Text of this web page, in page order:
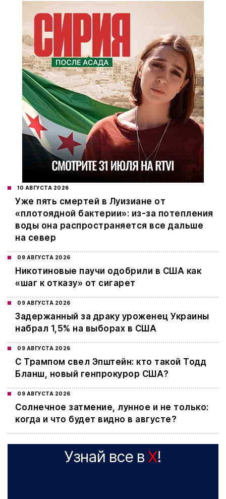
10 АВГУСТА 2026
Уже пять смертей в Луизиане от
«плотоядной бактерии»: из-за потепления
воды она распространяется все дальше
на север
09 АВГУСТА 2026
Никотиновые паучи одобрили в США как
«шаг к отказу» от сигарет
09 АВГУСТА 2026
Задержанный за драку уроженец Украины
набрал 1,5% на выборах в США
09 АВГУСТА 2026
С Трампом свел Эпштейн: кто такой Тодд
Бланш, новый генпрокурор США?
09 АВГУСТА 2026
Cолнечное затмение, лунное и не только:
когда и что будет видно в августе?
Узнай все в X!